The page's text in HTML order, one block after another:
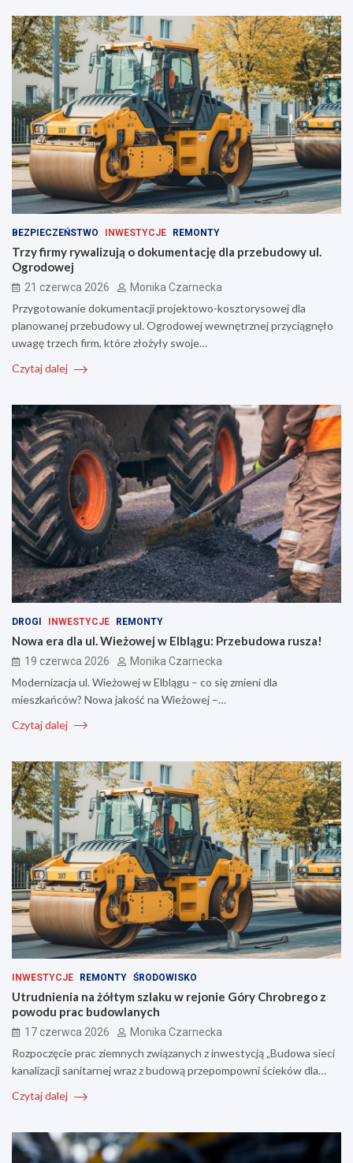
BEZPIECZEŃSTWO INWESTYCJE REMONTY
Trzy firmy rywalizują o dokumentację dla przebudowy ul.
Ogrodowej
21 czerwca 2026 Monika Czarnecka
Przygotowanie dokumentacji projektowo-kosztorysowej dla
planowanej przebudowy ul. Ogrodowej wewnętrznej przyciągnęło
uwagę trzech firm, które złożyły swoje…
Czytaj dalej
DROGI INWESTYCJE REMONTY
Nowa era dla ul. Wieżowej w Elblągu: Przebudowa rusza!
19 czerwca 2026 Monika Czarnecka
Modernizacja ul. Wieżowej w Elblągu – co się zmieni dla
mieszkańców? Nowa jakość na Wieżowej –…
Czytaj dalej
INWESTYCJE REMONTY ŚRODOWISKO
Utrudnienia na żółtym szlaku w rejonie Góry Chrobrego z
powodu prac budowlanych
17 czerwca 2026 Monika Czarnecka
Rozpoczęcie prac ziemnych związanych z inwestycją „Budowa sieci
kanalizacji sanitarnej wraz z budową przepompowni ścieków dla…
Czytaj dalej